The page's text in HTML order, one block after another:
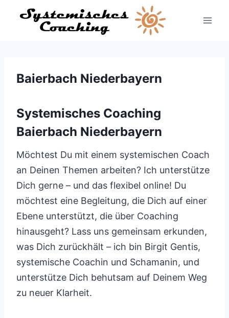
Inhalt
Baierbach Niederbayern
Systemisches Coaching
Baierbach Niederbayern
Möchtest Du mit einem systemischen Coach
an Deinen Themen arbeiten? Ich unterstütze
Dich gerne – und das flexibel online! Du
möchtest eine Begleitung, die Dich auf einer
Ebene unterstützt, die über Coaching
hinausgeht? Lass uns gemeinsam erkunden,
was Dich zurückhält – ich bin Birgit Gentis,
systemische Coachin und Schamanin, und
unterstütze Dich behutsam auf Deinem Weg
zu neuer Klarheit.